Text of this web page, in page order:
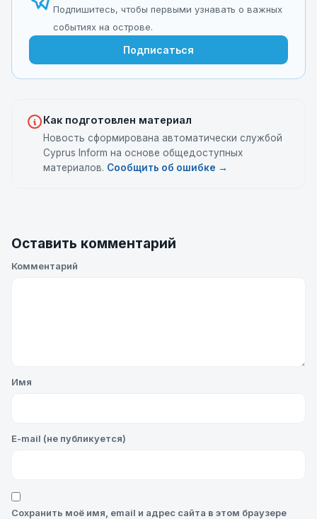
Подпишитесь, чтобы первыми узнавать о важных
событиях на острове.
Подписаться
Как подготовлен материал
Новость сформирована автоматически службой
Cyprus Inform на основе общедоступных
материалов. Сообщить об ошибке →
Оставить комментарий
Комментарий
Имя
E-mail (не публикуется)
Сохранить моё имя, email и адрес сайта в этом браузере